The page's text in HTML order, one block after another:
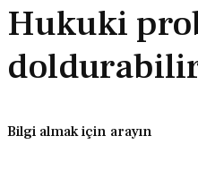
7036
Sayılı
İş
Mahkemeleri
Hukuki
Bilgi almak için arayın